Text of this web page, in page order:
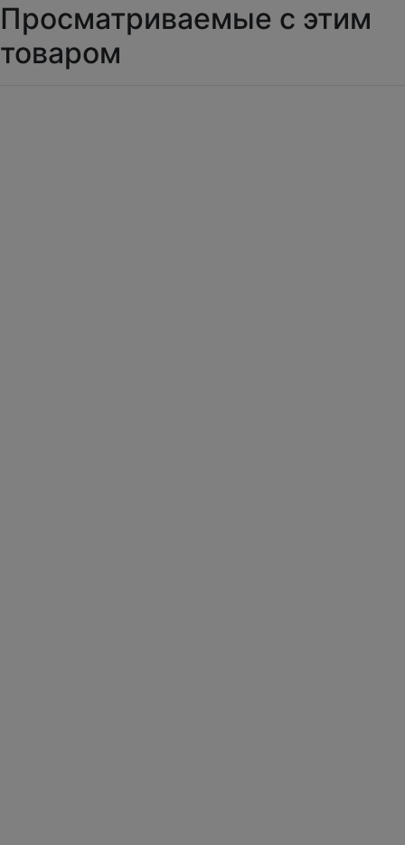
Просматриваемые с этим
товаром